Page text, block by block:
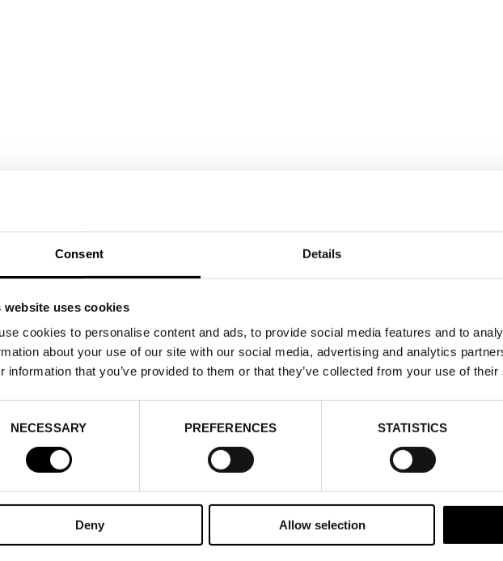
Consent Details
website uses cookies
cookies to personalise content and ads, to provide social media features and to
about your use of our site with our social media, advertising and analytics
information that you’ve provided to them or that they’ve collected from your use of
NECESSARY PREFERENCES STATISTICS
Deny Allow selection
X-RITE